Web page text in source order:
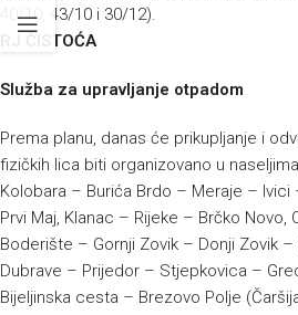
40/10, 43/10 i 30/12).
RJ ČISTOĆA
Služba za upravljanje otpadom
Prema planu, danas će prikupljanje i
fizičkih lica biti organizovano u
Kolobara – Burića Brdo – Meraje – Ivici
Prvi Maj, Klanac – Rijeke – Brčko
Boderište – Gornji Zovik – Donji Zovik
Dubrave – Prijedor – Stjepkovica –
Bijeljinska cesta – Brezovo Polje